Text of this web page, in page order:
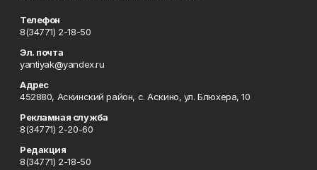
Телефон
8(34771) 2-18-50
Эл. почта
yantiyak@yandex.ru
Адрес
452880, Аскинский район, с. Аскино, ул. Блюхера, 10
Рекламная служба
8(34771) 2-20-60
Редакция
8(34771) 2-18-50